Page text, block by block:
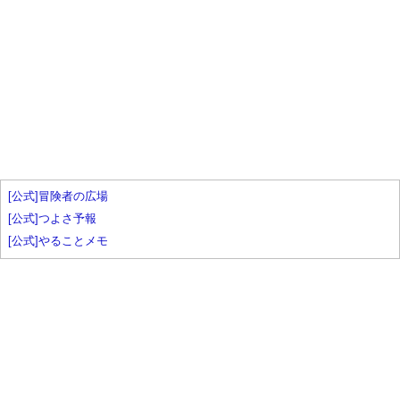
[公式]冒険者の広場
[公式]つよさ予報
[公式]やることメモ